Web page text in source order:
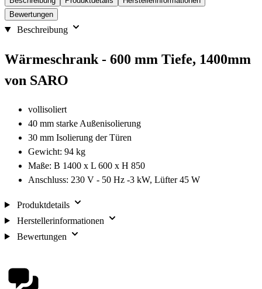
Bewertungen
Beschreibung
Wärmeschrank - 600 mm Tiefe, 1400mm
von SARO
vollisoliert
40 mm starke Außenisolierung
30 mm Isolierung der Türen
Gewicht: 94 kg
Maße: B 1400 x L 600 x H 850
Anschluss: 230 V - 50 Hz -3 kW, Lüfter 45 W
Produktdetails
Herstellerinformationen
Bewertungen